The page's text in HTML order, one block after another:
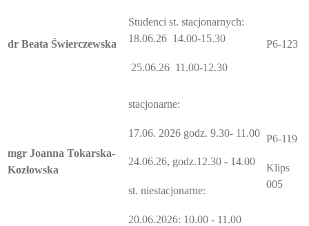
dr Beata Świerczewska
Studenci st. stacjonarnych:
18.06.26 14.00-15.30
25.06.26 11.00-12.30
P6-123
mgr Joanna Tokarska-
Kozłowska
stacjonarne:
17.06. 2026 godz. 9.30- 11.00
24.06.26, godz.12.30 - 14.00
st. niestacjonarne:
20.06.2026: 10.00 - 11.00
P6-119
Klips
005